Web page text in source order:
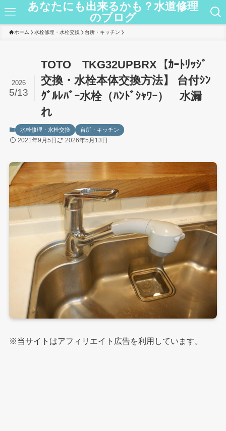
あなたにも出来るかも？水道修理
のブログ
ホーム 水栓修理・水栓交換 台所・キッチン
TOTO TKG32UPBRX【ｶｰﾄﾘｯｼﾞ
交換・水栓本体交換方法】 台付ｼﾝ
ｸﾞﾙﾚﾊﾞｰ水栓（ﾊﾝﾄﾞｼｬﾜｰ） 水漏
れ
2026
5/13
水栓修理・水栓交換 台所・キッチン
2021年9月5日 2026年5月13日
※当サイトはアフィリエイト広告を利用しています。